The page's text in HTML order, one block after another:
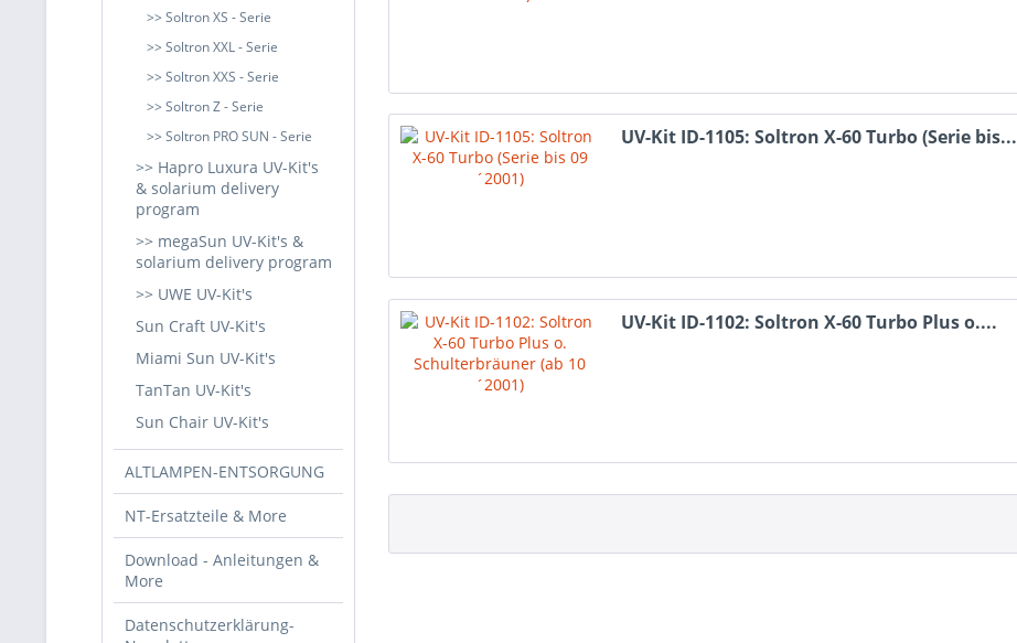
>> Soltron XS - Serie
>> Soltron XXL - Serie
>> Soltron XXS - Serie
>> Soltron Z - Serie
>> Soltron PRO SUN - Serie
>> Hapro Luxura UV-Kit's
& solarium delivery
program
>> megaSun UV-Kit's &
solarium delivery program
>> UWE UV-Kit's
Sun Craft UV-Kit's
Miami Sun UV-Kit's
TanTan UV-Kit's
Sun Chair UV-Kit's
ALTLAMPEN-ENTSORGUNG
NT-Ersatzteile & More
Download - Anleitungen &
More
Datenschutzerklärung-
UV-Kit ID-1105: Soltron X-60 Turbo (Serie bis...
UV-Kit ID-1102: Soltron X-60 Turbo Plus o....